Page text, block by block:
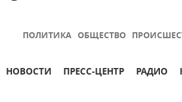
ПОЛИТИКА ОБЩЕСТВО
НОВОСТИ ПРЕСС-ЦЕНТР РАДИО